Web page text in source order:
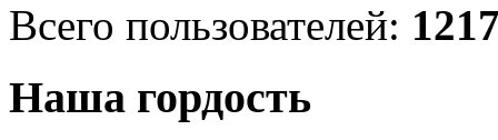
Всего пользователей:
Наша гордость